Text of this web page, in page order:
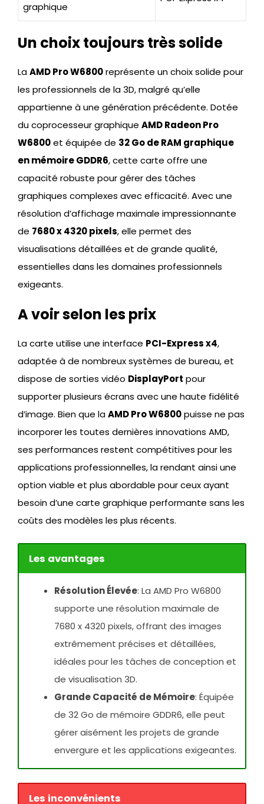
graphique
Un choix toujours très solide
LaAMD Pro W6800représente un choix solide pour
les professionnels de la 3D, malgré qu’elle
appartienne à une génération précédente. Dotée
du coprocesseur graphique AMD Radeon Pro
W6800et équipée de 32 Go de RAM graphique
en mémoire GDDR6, cette carte offre une
capacité robuste pour gérer des tâches
graphiques complexes avec efficacité. Avec une
résolution d’affichage maximale impressionnante
de 7680 x 4320 pixels, elle permet des
visualisations détaillées et de grande qualité,
essentielles dans les domaines professionnels
exigeants.
A voir selon les prix
La carte utilise une interface PCI-Express x4,
adaptée à de nombreux systèmes de bureau, et
dispose de sorties vidéo DisplayPort pour
supporter plusieurs écrans avec une haute fidélité
d’image. Bien que laAMD Pro W6800puisse ne pas
incorporer les toutes dernières innovations AMD,
ses performances restent compétitives pour les
applications professionnelles, la rendant ainsi une
option viable et plus abordable pour ceux ayant
besoin d’une carte graphique performante sans les
coûts des modèles les plus récents.
Les avantages
Résolution Élevée: La AMD Pro W6800
supporte une résolution maximale de
7680 x 4320 pixels, offrant des images
extrêmement précises et détaillées,
idéales pour les tâches de conception et
de visualisation 3D.
Grande Capacité de Mémoire: Équipée
de 32 Go de mémoire GDDR6, elle peut
gérer aisément les projets de grande
envergure et les applications exigeantes.
Les inconvénients